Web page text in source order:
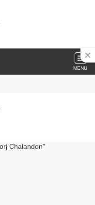
MENU